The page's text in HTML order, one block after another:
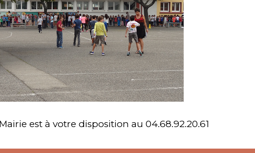
est à votre disposition au 04.68.92.20.61